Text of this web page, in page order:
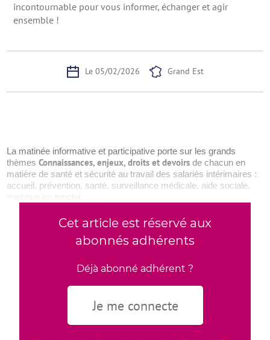
incontournable pour vous informer, échanger et agir
ensemble !
Le 05/02/2026 Grand Est
La matinée informative et participative porte sur les grands
thèmesConnaissances, enjeux, droits et devoirsde chacun en
matière de santé et sécurité au travail des salariés intérimaires :
accueil, prévention, santé, surveillance médicale, aide sociale,
maintien en emploi… ...
Cet article est réservé aux
abonnés adhérents
Déjà abonné adhérent ?
Je me connecte